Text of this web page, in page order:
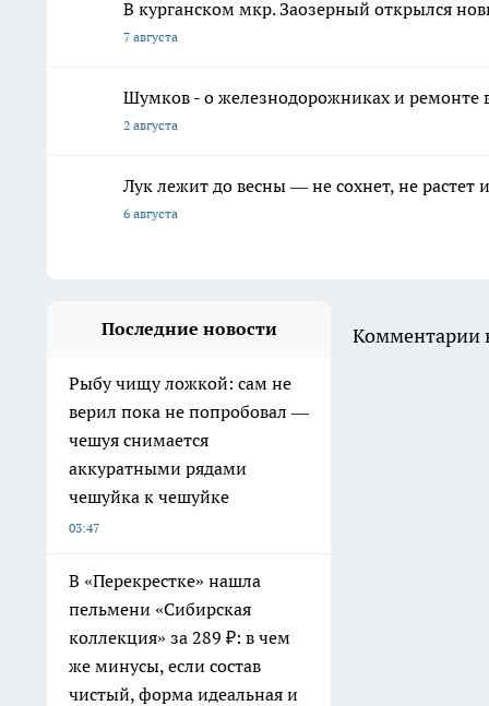
В курганском мкр. Заозерный открылся
7 августа
Шумков - о железнодорожниках и ремонте
2 августа
Лук лежит до весны — не сохнет, не
6 августа
Последние новости
Рыбу чищу ложкой: сам не
верил пока не попробовал —
чешуя снимается
аккуратными рядами
чешуйка к чешуйке
03:47
В «Перекрестке» нашла
пельмени «Сибирская
коллекция» за 289 ₽: в чем
же минусы, если состав
чистый, форма идеальная и
Комментарии